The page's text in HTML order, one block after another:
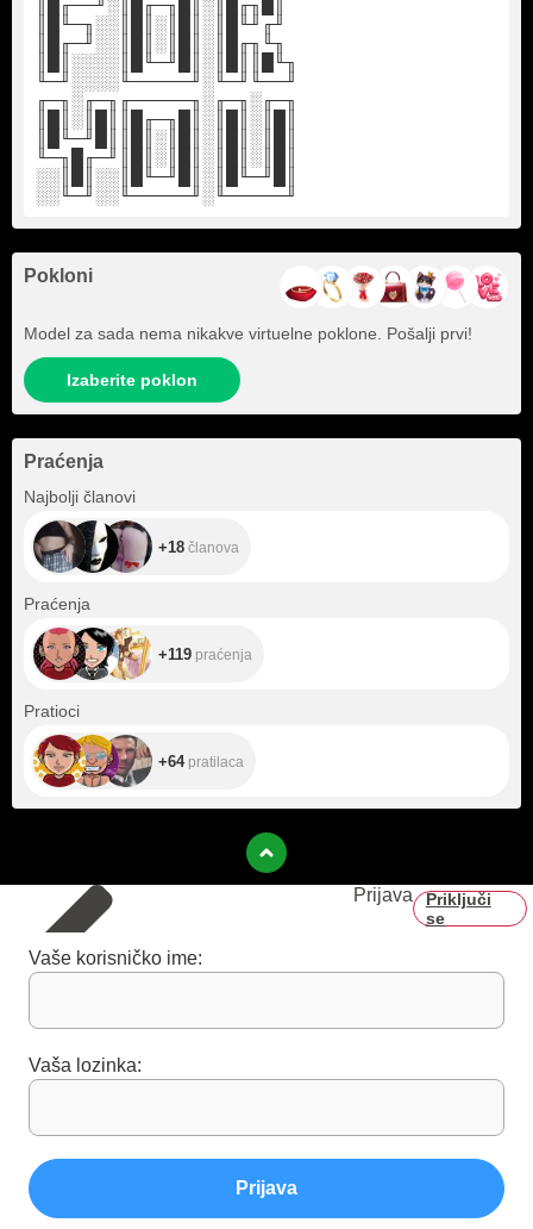
║█╓──╜░║█╓─╖█║░║█╓╖█║
║█╙─╖░░║█║░║█║░║█╙╜╓╜
║█╓─╜░░║█║░║█║░║█╓╖╙╖
║█║░░░░║█╙─╜█║░║█║║█╙╖
╙─╜░░░░╙─────╜░╙─╜╙──╜
╓─╖░╓─╖╓─────╖░╓─╖░╓─╖
║█║░║█║║█╓─╖█║░║█║░║█║
║█╙─╜█║║█║░║█║░║█║░║█║
╙─╖█╓─╜║█║░║█║░║█║░║█║
░░║█║░░║█╙─╜█║░║█╙─╜█║
░░╙─╜░░╙─────╜░╙─────╜
Pokloni
Model za sada nema nikakve virtuelne poklone. Pošalji prvi!
Izaberite poklon
Praćenja
Najbolji članovi
+18 članova
Praćenja
+119 praćenja
Pratioci
+64pratilaca
Prijava
Priključi
se
Vaše korisničko ime:
Vaša lozinka:
Prijava